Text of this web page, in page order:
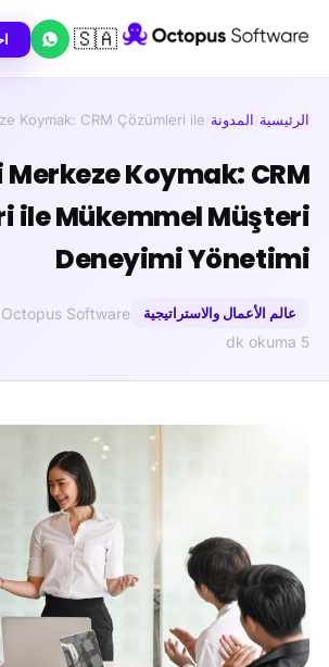
🇸🇦
الرئيسية/المدونة/
Koymak: CRM Çözümleri ile …
Koymak: CRM
ile Mükemmel Müşteri
Deneyimi Yönetimi
عالم الأعمال والاستراتيجية Octopus Software
5 dk okuma